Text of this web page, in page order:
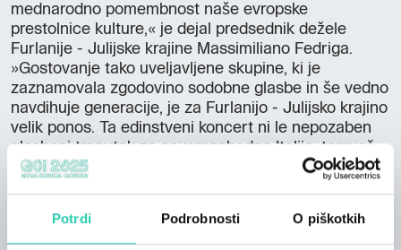
Potrdi Podrobnosti O piškotkih
mednarodno pomembnost naše evropske
prestolnice kulture,« je dejal predsednik dežele
Furlanije - Julijske krajine Massimiliano Fedriga.
»Gostovanje tako uveljavljene skupine, ki je
zaznamovala zgodovino sodobne glasbe in še vedno
navdihuje generacije, je za Furlanijo - Julijsko krajino
velik ponos. Ta edinstveni koncert ni le nepozaben
glasbeni trenutek za severozahodno Italijo, temveč
tudi priložnost za krepitev naše regije kot središča
Dogodek financirata dežela Furlanija - Julijska
krajina in EZTS GO v okviru projekta GO! 2025.